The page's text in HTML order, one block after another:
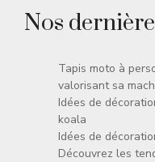
Nos
Tapis moto à
valorisant sa
Idées de
koala
Idées de
Découvrez les